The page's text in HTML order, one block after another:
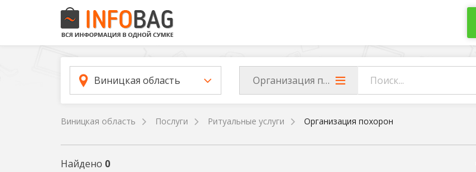
Виницкая область Организация похорон
Виницкая область Послуги Ритуальные услуги Организация похорон
Найдено 0